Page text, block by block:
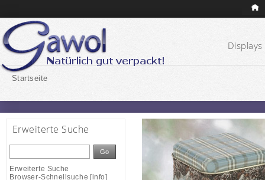
Displays
Startseite
Erweiterte Suche
Go
Erweiterte Suche
Browser-Schnellsuche [info]